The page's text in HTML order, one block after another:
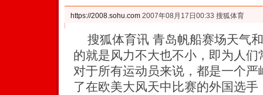
https://2008.sohu.com 2007年08月17日00:33 搜狐体育
搜狐体育讯 青岛帆船赛场天气
的就是风力不大也不小，即为人
对于所有运动员来说，都是一个
了在欧美大风天中比赛的外国选